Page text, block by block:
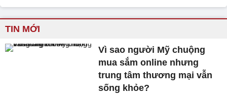
TIN MỚI
Vì sao người Mỹ chuộng
mua sắm online nhưng
trung tâm thương mại vẫn
sống khỏe?